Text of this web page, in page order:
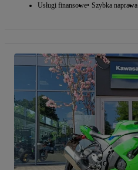
Usługi finansowe Szybka naprawa